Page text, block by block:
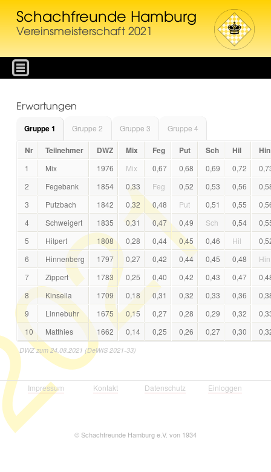
Schachfreunde Hamburg
Vereinsmeisterschaft 2021
Erwartungen
Gruppe 1 Gruppe 2 Gruppe 3 Gruppe 4
Nr Teilnehmer DWZ Mix Feg Put Sch Hil Hin
1 Mix 1976 Mix 0,67 0,68 0,69 0,72
2
Fegebank 1854 0,33 Feg 0,52 0,53 0,56
3
Putzbach 1842 0,32 0,48 Put 0,51 0,55
4
Schweigert 1835 0,31 0,47 0,49 Sch 0,54
5
Hilpert 1808 0,28 0,44 0,45 0,46 Hil
6
Hinnenberg 1797 0,27 0,42 0,44 0,45 0,48
Hin
7
Zippert 1783 0,25 0,40 0,42 0,43 0,47
8
Kinsella 1709 0,18 0,31 0,32 0,33 0,36
9
Linnebuhr 1675 0,15 0,27 0,28 0,29 0,32
10
Matthies 1662 0,14 0,25 0,26 0,27 0,30
DWZ zum 24.08.2021 (DeWIS 2021-33)
Impressum Kontakt Datenschutz Einloggen
©Schachfreunde Hamburg e.V. von 1934